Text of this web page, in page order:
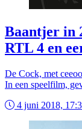
Baantjer in
RTL 4 en
De Cock, met
In een speelfilm,
4 juni 2018,